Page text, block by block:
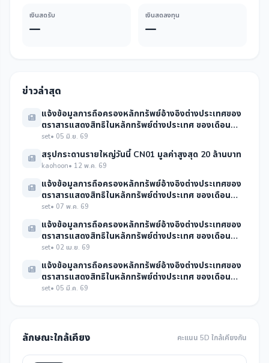
เงินสดรับ
—
เงินสดลงทุน
—
ข่าวล่าสุด
แจ้งข้อมูลการถือครองหลักทรัพย์อ้างอิงต่างประเทศของ
ตราสารแสดงสิทธิในหลักทรัพย์ต่างประเทศ ของเดือน
พฤษภาคม พ.ศ.2569
set• 05 มิ.ย. 69
สรุปกระดานรายใหญ่วันนี้ CN01 มูลค่าสูงสุด 20 ล้านบาท
kaohoon• 12 พ.ค. 69
แจ้งข้อมูลการถือครองหลักทรัพย์อ้างอิงต่างประเทศของ
ตราสารแสดงสิทธิในหลักทรัพย์ต่างประเทศ ของเดือน
เมษายน พ.ศ. 2569
set• 07 พ.ค. 69
แจ้งข้อมูลการถือครองหลักทรัพย์อ้างอิงต่างประเทศของ
ตราสารแสดงสิทธิในหลักทรัพย์ต่างประเทศ ของเดือน
มีนาคม พ.ศ. 2569
set• 02 เม.ย. 69
แจ้งข้อมูลการถือครองหลักทรัพย์อ้างอิงต่างประเทศของ
ตราสารแสดงสิทธิในหลักทรัพย์ต่างประเทศ ของเดือน
กุมภาพันธ์ พ.ศ. 2569
set• 05 มี.ค. 69
ลักษณะใกล้เคียง คะแนน 5D ใกล้เคียงกัน